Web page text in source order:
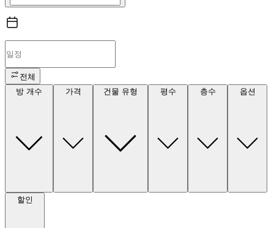
전체
방 개수
가격 건물 유형 평수 층수 옵션
할인